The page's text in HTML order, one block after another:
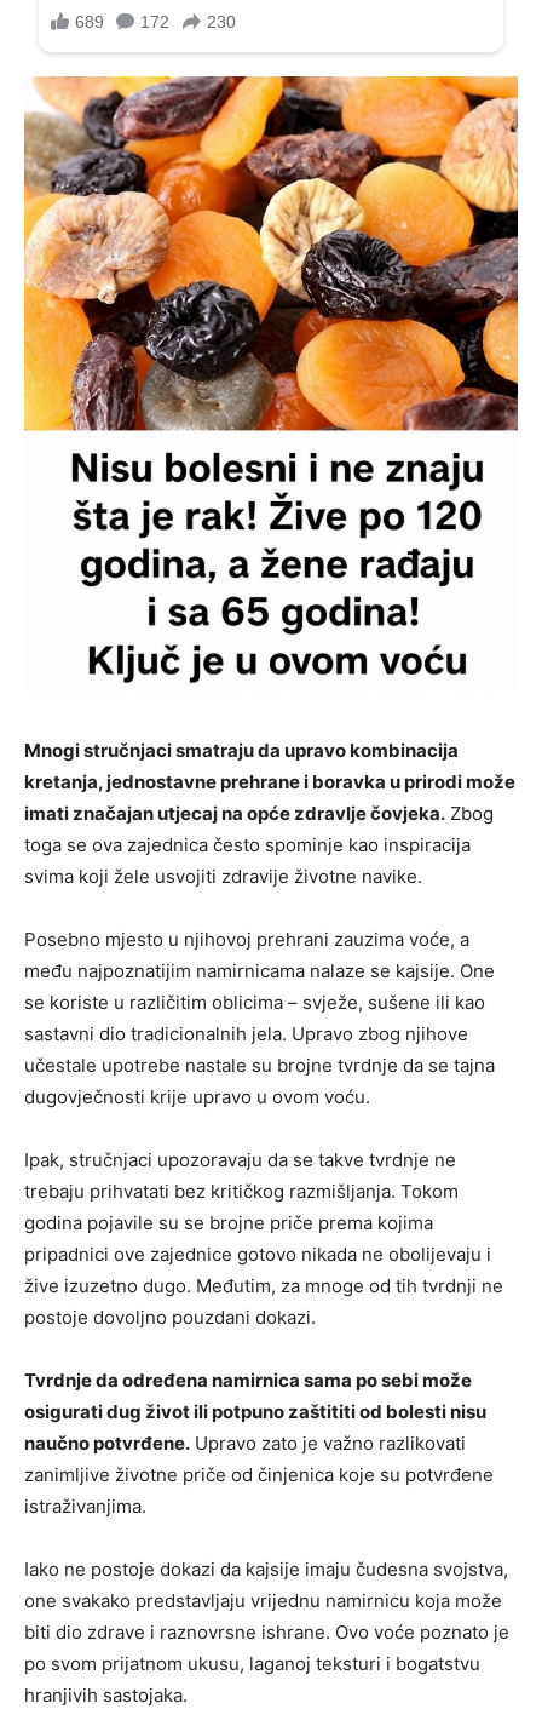
Mnogi stručnjaci smatraju da upravo kombinacija
kretanja, jednostavne prehrane i boravka u prirodi može
imati značajan utjecaj na opće zdravlje čovjeka. Zbog
toga se ova zajednica često spominje kao inspiracija
svima koji žele usvojiti zdravije životne navike.
Posebno mjesto u njihovoj prehrani zauzima voće, a
među najpoznatijim namirnicama nalaze se kajsije. One
se koriste u različitim oblicima – svježe, sušene ili kao
sastavni dio tradicionalnih jela. Upravo zbog njihove
učestale upotrebe nastale su brojne tvrdnje da se tajna
dugovječnosti krije upravo u ovom voću.
Ipak, stručnjaci upozoravaju da se takve tvrdnje ne
trebaju prihvatati bez kritičkog razmišljanja. Tokom
godina pojavile su se brojne priče prema kojima
pripadnici ove zajednice gotovo nikada ne obolijevaju i
žive izuzetno dugo. Međutim, za mnoge od tih tvrdnji ne
postoje dovoljno pouzdani dokazi.
Tvrdnje da određena namirnica sama po sebi može
osigurati dug život ili potpuno zaštititi od bolesti nisu
naučno potvrđene. Upravo zato je važno razlikovati
zanimljive životne priče od činjenica koje su potvrđene
istraživanjima.
Iako ne postoje dokazi da kajsije imaju čudesna svojstva,
one svakako predstavljaju vrijednu namirnicu koja može
biti dio zdrave i raznovrsne ishrane. Ovo voće poznato je
po svom prijatnom ukusu, laganoj teksturi i bogatstvu
hranjivih sastojaka.